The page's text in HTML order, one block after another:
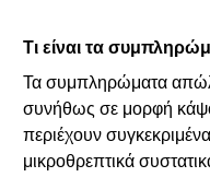
Τι είναι τα
Τα συμπληρώματα
συνήθως σε μορφή
περιέχουν
μικροθρεπτικά